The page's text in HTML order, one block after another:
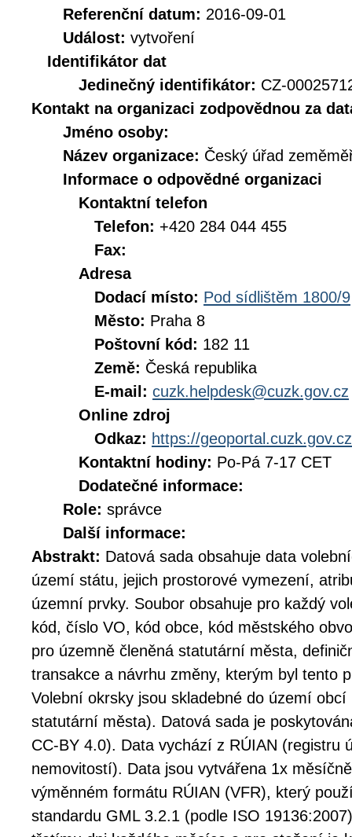
Referenční datum: 2016-09-01
Událost: vytvoření
Identifikátor dat
Jedinečný identifikátor: CZ-
Kontakt na organizaci zodpovědnou za
Jméno osoby:
Název organizace: Český úřad
Informace o odpovědné organizaci
Kontaktní telefon
Telefon: +420 284 044 455
Fax:
Adresa
Dodací místo: Pod sídlištěm 1800/9
Město: Praha 8
Poštovní kód: 182 11
Země: Česká republika
E-mail: cuzk.helpdesk@cuzk.gov.cz
Online zdroj
Odkaz: https://geoportal.cuzk.gov.cz
Kontaktní hodiny: Po-Pá 7-17 CET
Dodatečné informace:
Role: správce
Další informace:
Abstrakt: Datová sada obsahuje data
území státu, jejich prostorové vymezení,
územní prvky. Soubor obsahuje pro každý
kód, číslo VO, kód obce, kód městského
pro územně členěná statutární města,
transakce a návrhu změny, kterým byl tento
Volební okrsky jsou skladebné do území
statutární města). Datová sada je
CC-BY 4.0). Data vychází z RÚIAN (registru
nemovitostí). Data jsou vytvářena 1x
výměnném formátu RÚIAN (VFR), který
standardu GML 3.2.1 (podle ISO